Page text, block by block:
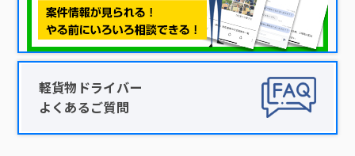
軽貨物ドライバー
よくあるご質問